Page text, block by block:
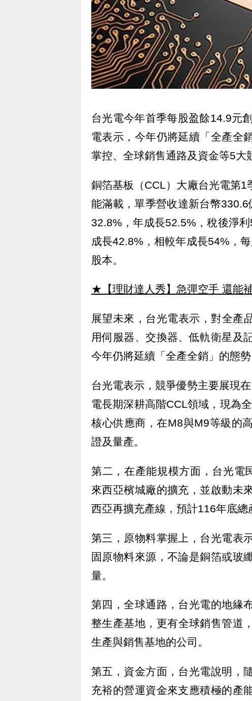
台光電今年首季每股盈餘14.9元
電表示，今年仍將延續「全產全
掌控、全球銷售通路及資金等5大
銅箔基板（CCL）大廠台光電第
能滿載，單季營收達新台幣
32.8%，年成長52.5%，稅後淨
成長42.8%，相較年成長54%，
股本。
★【理財達人秀】急彈空手 還能
展望未來，台光電表示，對全產
用伺服器、交換器、低軌衛星及
今年仍將延續「全產全銷」的態勢
台光電表示，競爭優勢主要展現
電長期深耕高階CCL領域，現為
核心供應商，在M8與M9等級的
證及量產。
第二，在產能規模方面，台光電
來西亞檳城廠的擴充，並啟動未
西亞再擴充產線，預計116年底總
第三，原物料掌握上，台光電表
固原物料來源，不論是銅箔或玻
量。
第四，全球通路，台光電的地緣
整生產基地，更有全球銷售管道
生產與銷售基地的公司。
第五，資金方面，台光電說明，
充裕的營運資金來支應積極的產